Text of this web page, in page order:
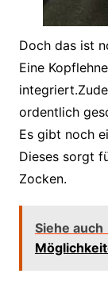
Doch das ist
Eine
ordentlich
Es gibt noch
Dieses sorgt
Zocken.
Siehe auch